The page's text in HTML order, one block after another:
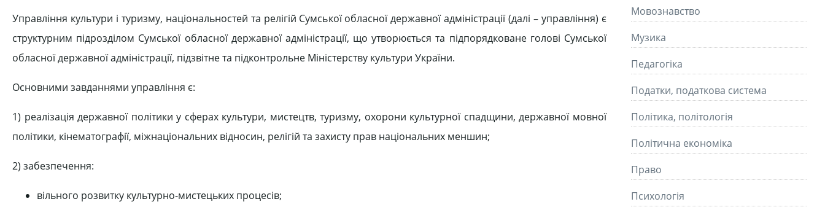
Управління культури і туризму, національностей та релігій Сумської обласної державної адміністрації (далі – управління) є
структурним підрозділом Сумської обласної державної адміністрації, що утворюється та підпорядковане голові Сумської
обласної державної адміністрації, підзвітне та підконтрольне Міністерству культури України.
Основними завданнями управління є:
1) реалізація державної політики у сферах культури, мистецтв, туризму, охорони культурної спадщини, державної мовної
політики, кінематографії, міжнаціональних відносин, релігій та захисту прав національних меншин;
2) забезпечення:
вільного розвитку культурно-мистецьких процесів;
Мовознавство
Музика
Педагогіка
Податки, податкова система
Політика, політологія
Політична економіка
Право
Психологія